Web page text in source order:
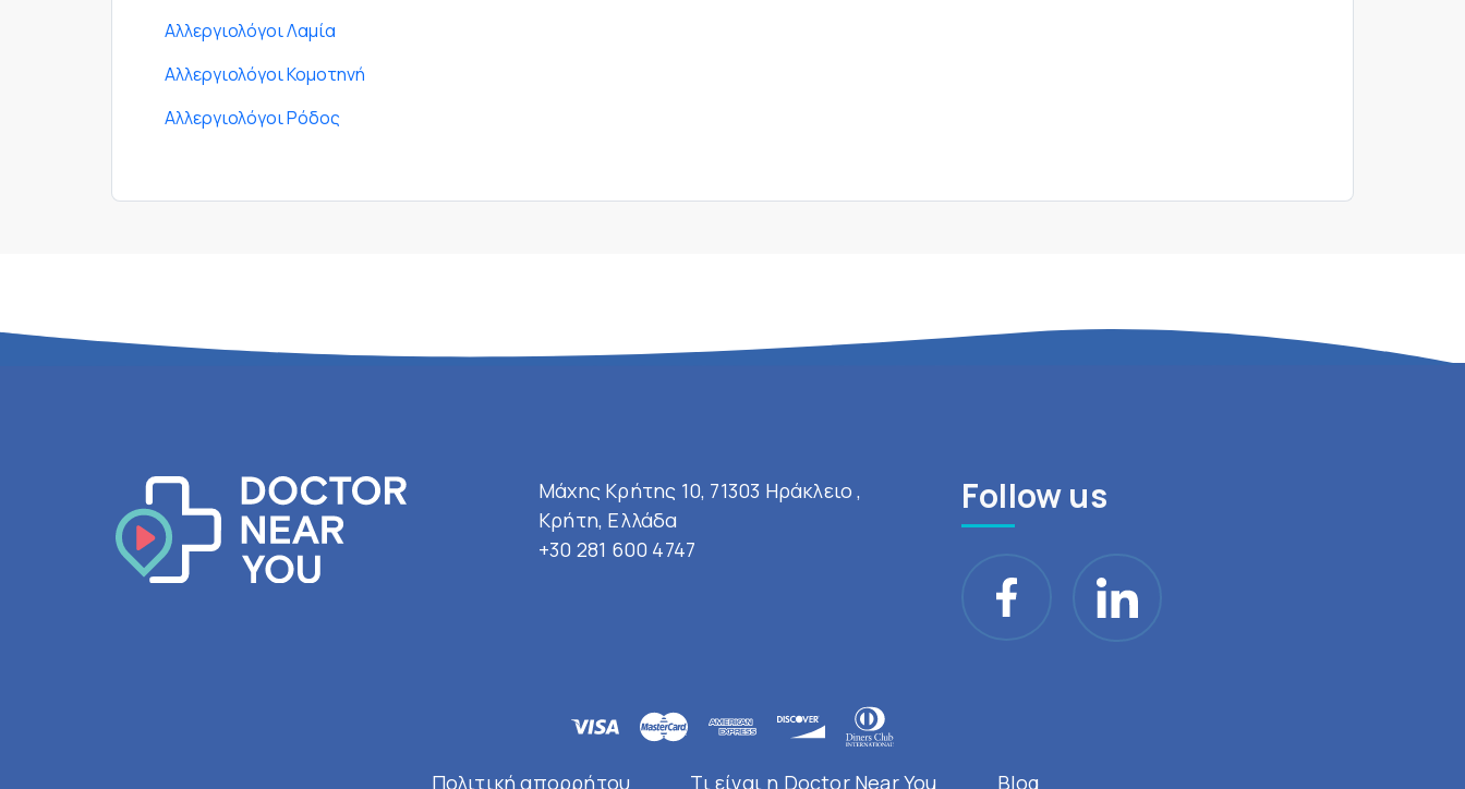
Αλλεργιολόγοι Λαμία
Αλλεργιολόγοι Κομοτηνή
Αλλεργιολόγοι Ρόδος
Μάχης Κρήτης 10, 71303 Ηράκλειο ,
Κρήτη, Ελλάδα
+30 281 600 4747
Follow us
Πολιτική απορρήτου Τι είναι η Doctor Near You Blog